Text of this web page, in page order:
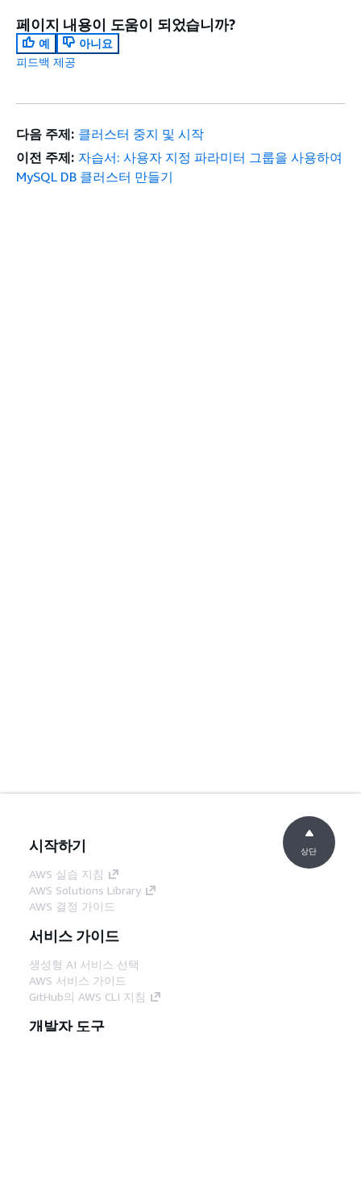
페이지 내용이 도움이 되었습니까?
예
아니요
피드백 제공
다음 주제: 클러스터 중지 및 시작
이전 주제: 자습서: 사용자 지정 파라미터 그룹을 사용하여
MySQL DB 클러스터 만들기
시작하기
AWS 실습 지침
AWS Solutions Library
AWS 결정 가이드
서비스 가이드
생성형 AI 서비스 선택
AWS 서비스 가이드
GitHub의 AWS CLI 지침
개발자 도구
상단